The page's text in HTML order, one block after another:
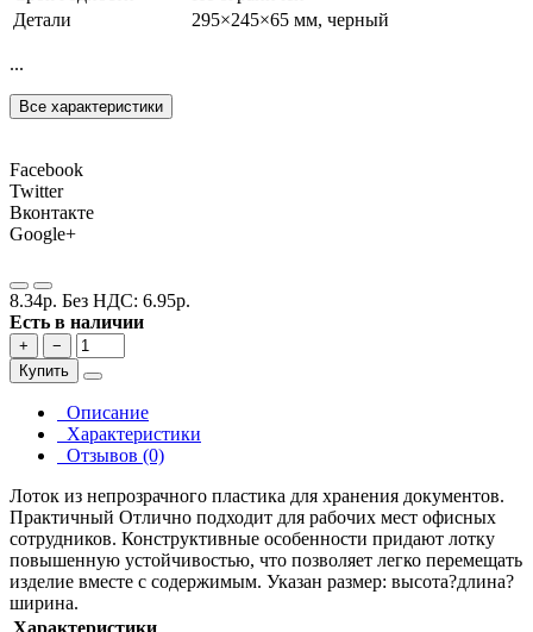
Детали
295×245×65 мм, черный
...
Все характеристики
Facebook
Twitter
Вконтакте
Google+
8.34р. Без НДС: 6.95р.
Есть в наличии
+
−
Купить
Описание
Характеристики
Отзывов (0)
Лоток из непрозрачного пластика для хранения документов.
Практичный Отлично подходит для рабочих мест офисных
сотрудников. Конструктивные особенности придают лотку
повышенную устойчивостью, что позволяет легко перемещать
изделие вместе с содержимым. Указан размер: высота?длина?
ширина.